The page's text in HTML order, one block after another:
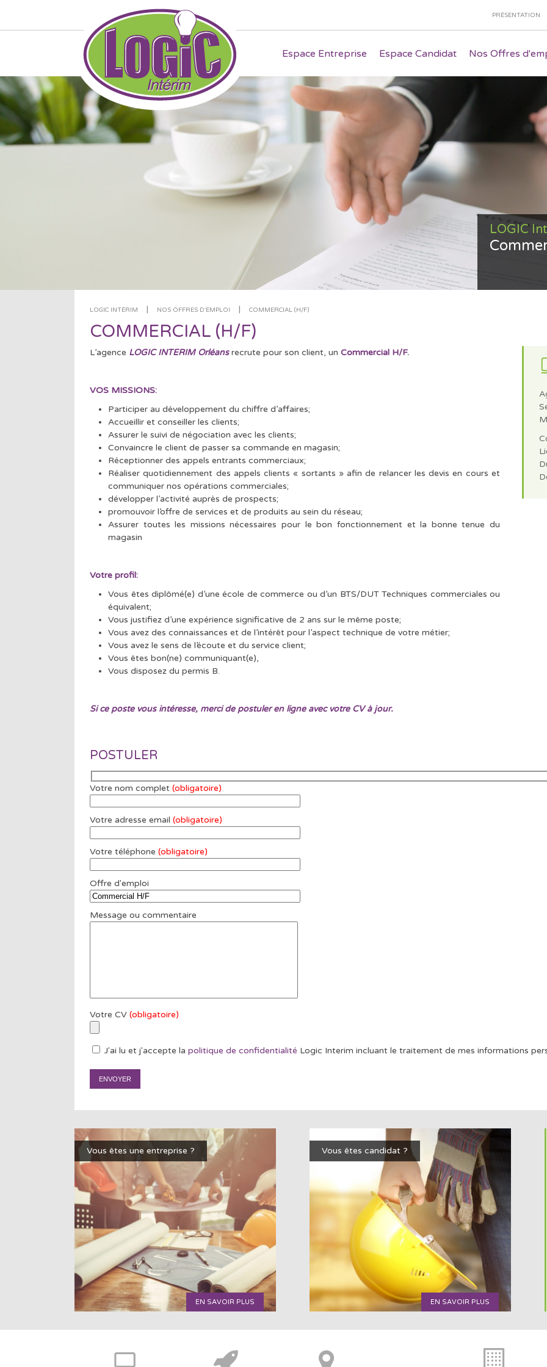
PRÉSENTATION
Espace Entreprise Espace Candidat Nos Offres
LOGIC
LOGIC INTÉRIM | NOS OFFRES D'EMPLOI | COMMERCIAL (H/F)
COMMERCIAL (H/F)
L’agence LOGIC INTERIM Orléansrecrute pour son client, un Commercial H/F.
VOS MISSIONS:
Participer au développement du chiffre d’affaires;
Accueillir et conseiller les clients;
Assurer le suivi de négociation avec les clients;
Convaincre le client de passer sa commande en magasin;
Réceptionner des appels entrants commerciaux;
Réaliser quotidiennement des appels clients « sortants » afin de relancer les devis en cours et
communiquer nos opérations commerciales;
développer l’activité auprès de prospects;
promouvoir l’offre de services et de produits au sein du réseau;
Assurer toutes les missions nécessaires pour le bon fonctionnement et la bonne tenue du
magasin
Votre profil:
Vous êtes diplômé(e) d’une école de commerce ou d’un BTS/DUT Techniques commerciales ou
équivalent;
Vous justifiez d’une expérience significative de 2 ans sur le même poste;
Vous avez des connaissances et de l’intérêt pour l’aspect technique de votre métier;
Vous avez le sens de l’écoute et du service client;
Vous êtes bon(ne) communiquant(e),
Vous disposez du permis B.
Si ce poste vous intéresse, merci de postuler en ligne avec votre CV à jour.
POSTULER
Votre nom complet (obligatoire)
Votre adresse email (obligatoire)
Votre téléphone (obligatoire)
Offre d'emploi
Message ou commentaire
Votre CV (obligatoire)
J'ai lu et j'accepte la politique de confidentialité Logic Interim incluant le traitement de mes informations
Vous êtes une entreprise ?
EN SAVOIR PLUS
Vous êtes candidat ?
EN SAVOIR PLUS